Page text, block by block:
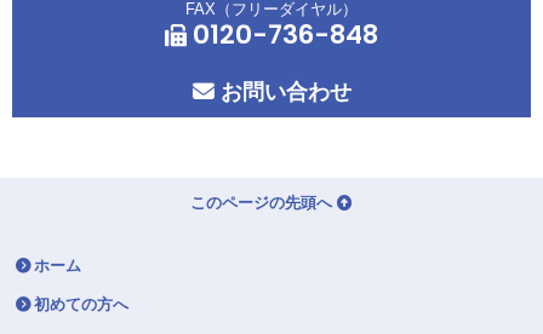
FAX（フリーダイヤル）
0120-736-848
お問い合わせ
このページの先頭へ
ホーム
初めての方へ